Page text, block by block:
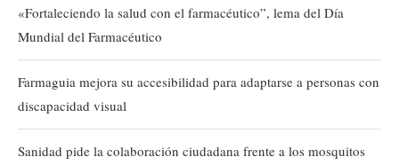
«Fortaleciendo la salud con el farmacéutico”, lema del Día
Mundial del Farmacéutico
Farmaguia mejora su accesibilidad para adaptarse a personas con
discapacidad visual
Sanidad pide la colaboración ciudadana frente a los mosquitos